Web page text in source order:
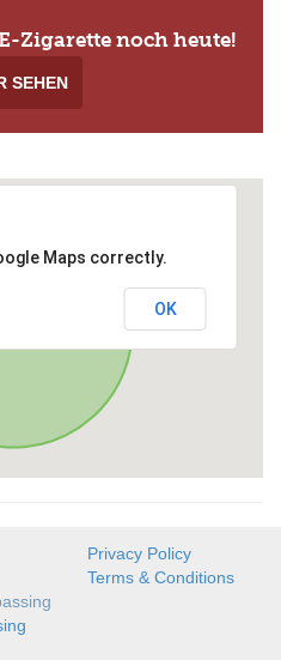
Zigarette noch heute!
SEHEN
Maps correctly.
OK
Privacy Policy
Terms & Conditions